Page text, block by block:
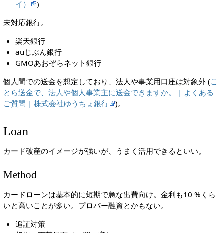
イ）
)
未対応銀行。
楽天銀行
auじぶん銀行
GMOあおぞらネット銀行
個人間での送金を想定しており、法人や事業用口座は対象外 (こ
とら送金で、法人や個人事業主に送金できますか。 | よくある
ご質問 | 株式会社ゆうちょ銀行
)。
Loan
カード破産のイメージが強いが、うまく活用できるといい。
Method
カードローンは基本的に短期で急な出費向け。金利も10 %くら
いと高いことが多い。プロパー融資とかもない。
追証対策